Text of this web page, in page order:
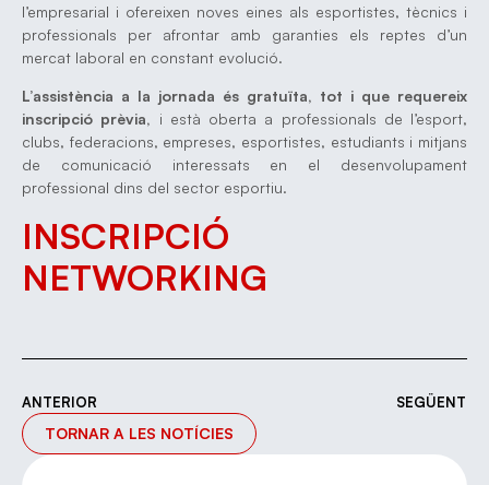
l’empresarial i ofereixen noves eines als esportistes, tècnics i
professionals per afrontar amb garanties els reptes d’un
mercat laboral en constant evolució.
L’assistència a la jornada és gratuïta, tot i que requereix
inscripció prèvia, i està oberta a professionals de l’esport,
clubs, federacions, empreses, esportistes, estudiants i mitjans
de comunicació interessats en el desenvolupament
professional dins del sector esportiu.
INSCRIPCIÓ
NETWORKING
ANTERIOR SEGÜENT
TORNAR A LES NOTÍCIES